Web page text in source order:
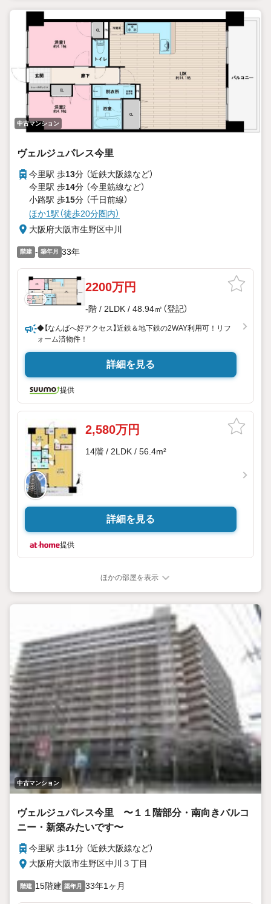
中古マンション
ヴェルジュパレス今里
今里駅 歩13分 （近鉄大阪線など）
今里駅 歩14分 （今里筋線など）
小路駅 歩15分 （千日前線）
ほか1駅（徒歩20分圏内）
大阪府大阪市生野区中川
階建 - 築年月 33年
2200万円
-階 / 2LDK / 48.94㎡（登記）
◆【なんばへ好アクセス】近鉄＆地下鉄の2WAY利用可！リフ
ォーム済物件！
詳細を見る
提供
2,580万円
14階 / 2LDK / 56.4m²
詳細を見る
提供
ほかの部屋を表示
中古マンション
ヴェルジュパレス今里 〜１１階部分・南向きバルコ
ニー・新築みたいです〜
今里駅 歩11分 （近鉄大阪線など）
大阪府大阪市生野区中川３丁目
階建 15階建 築年月 33年1ヶ月